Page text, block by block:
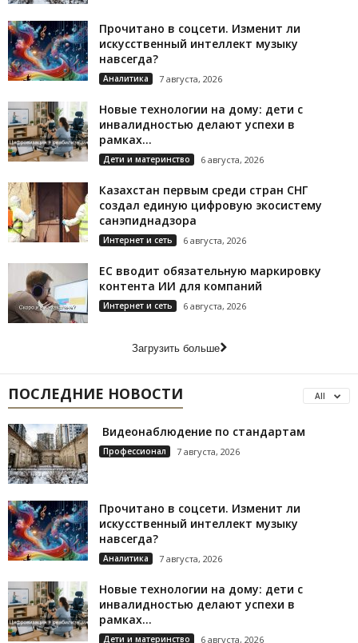
Прочитано в соцсети. Изменит ли
искусственный интеллект музыку
навсегда?
Аналитика 7 августа, 2026
Новые технологии на дому: дети с
инвалидностью делают успехи в
рамках...
Дети и материнство 6 августа, 2026
Казахстан первым среди стран СНГ
создал единую цифровую экосистему
санэпиднадзора
Интернет и сеть 6 августа, 2026
ЕС вводит обязательную маркировку
контента ИИ для компаний
Интернет и сеть 6 августа, 2026
Загрузить больше
ПОСЛЕДНИЕ НОВОСТИ All
Видеонаблюдение по стандартам
Профессионал 7 августа, 2026
Прочитано в соцсети. Изменит ли
искусственный интеллект музыку
навсегда?
Аналитика 7 августа, 2026
Новые технологии на дому: дети с
инвалидностью делают успехи в
рамках...
Дети и материнство 6 августа, 2026